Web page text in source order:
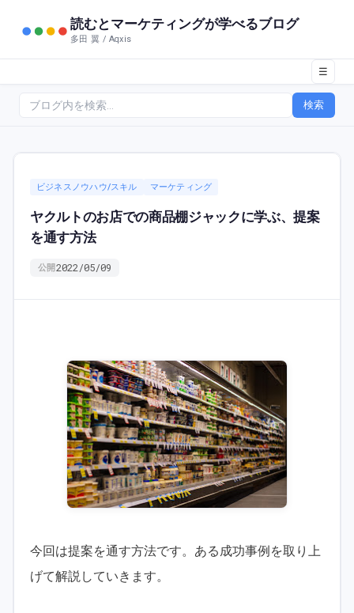
読むとマーケティングが学べるブログ
多田 翼 / Aqxis
☰
検索
ビジネスノウハウ/スキル マーケティング
ヤクルトのお店での商品棚ジャックに学ぶ、提案
を通す方法
公開2022/05/09
今回は提案を通す方法です。ある成功事例を取り上
げて解説していきます。